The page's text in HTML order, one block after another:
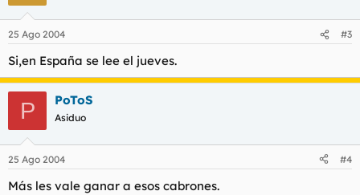
25 Ago 2004 #3
Si,en España se lee el jueves.
P PoToS
Asiduo
25 Ago 2004 #4
Más les vale ganar a esos cabrones.